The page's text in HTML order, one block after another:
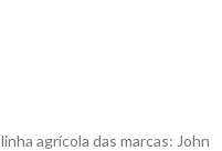
agrícola das marcas: John